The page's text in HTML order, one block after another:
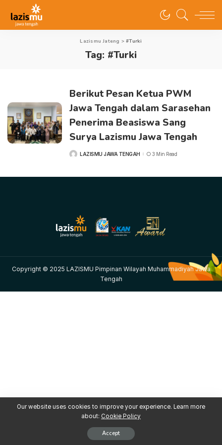
Lazismu Jateng >#Turki
Tag: #Turki
Berikut Pesan Ketua PWM
Jawa Tengah dalam Sarasehan
Penerima Beasiswa Sang
Surya Lazismu Jawa Tengah
LAZISMU JAWA TENGAH 3 Min Read
Copyright © 2025 LAZISMU Pimpinan Wilayah Muhammadiyah Jawa
Tengah
Our website uses cookies to improve your experience. Learn more
about: Cookie Policy
Accept